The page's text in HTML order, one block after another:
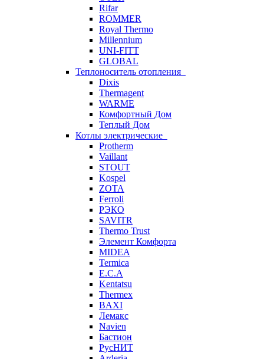
Rifar
ROMMER
Royal Thermo
Millennium
UNI-FITT
GLOBAL
Теплоноситель отопления
Dixis
Thermagent
WARME
Комфортный Дом
Теплый Дом
Котлы электрические
Protherm
Vaillant
STOUT
Kospel
ZOTA
Ferroli
РЭКО
SAVITR
Thermo Trust
Элемент Комфорта
MIDEA
Termica
E.C.A
Kentatsu
Thermex
BAXI
Лемакс
Navien
Бастион
РусНИТ